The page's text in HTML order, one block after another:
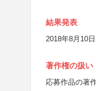
結果発表
2018年8月10日
著作権の扱い
応募作品の著